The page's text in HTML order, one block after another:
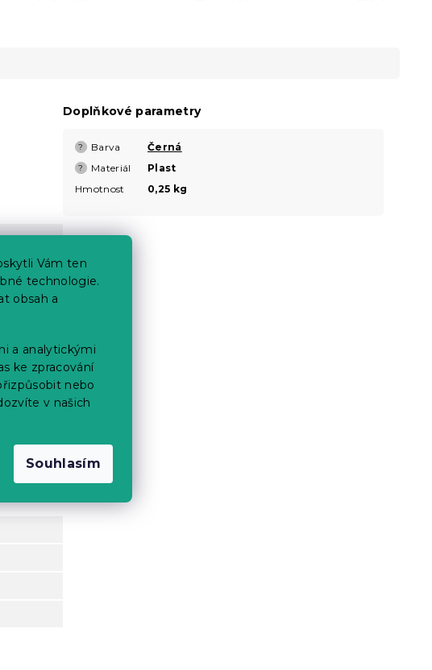
Vám ten
technologie.
obsah a
a analytickými
ke zpracování
nebo
v našich
Souhlasím
Doplňkové parametry
? Barva Černá
? Materiál
Plast
Hmotnost
0,25 kg